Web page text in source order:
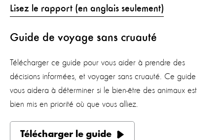
Lisez le rapport (en anglais seulement)
Guide de voyage sans cruauté
Télécharger ce guide pour vous aider à prendre des
décisions informées, et voyager sans cruauté. Ce guide
vous aidera à déterminer si le bien-être des animaux est
bien mis en priorité où que vous alliez.
Télécharger le guide